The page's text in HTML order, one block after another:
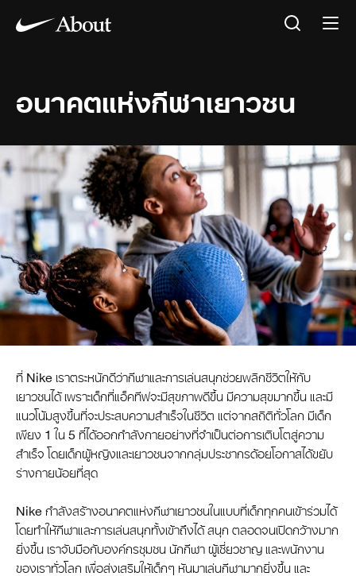
อนาคตแห่งกีฬาเยาวชน
ที่ Nike เราตระหนักดีว่ากีฬาและการเล่นสนุกช่วยพลิกชีวิตให้กับ
เยาวชนได้ เพราะเด็กที่แอ็คทีฟจะมีสุขภาพดีขึ้น มีความสุขมากขึ้น และมี
แนวโน้มสูงขึ้นที่จะประสบความสำเร็จในชีวิต แต่จากสถิติทั่วโลก มีเด็ก
เพียง 1 ใน 5 ที่ได้ออกกำลังกายอย่างที่จำเป็นต่อการเติบโตสู่ความ
สำเร็จ โดยเด็กผู้หญิงและเยาวชนจากกลุ่มประชากรด้อยโอกาสได้ขยับ
ร่างกายน้อยที่สุด
Nike กำลังสร้างอนาคตแห่งกีฬาเยาวชนในแบบที่เด็กทุกคนเข้าร่วมได้
โดยทำให้กีฬาและการเล่นสนุกทั้งเข้าถึงได้ สนุก ตลอดจนเปิดกว้างมาก
ยิ่งขึ้น เราจับมือกับองค์กรชุมชน นักกีฬา ผู้เชี่ยวชาญ และพนักงาน
ของเราทั่วโลก เพื่อส่งเสริมให้เด็กๆ หันมาเล่นกีฬามากยิ่งขึ้น และ